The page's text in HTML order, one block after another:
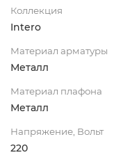
Коллекция
Intero
Материал арматуры
Металл
Материал плафона
Металл
Напряжение, Вольт
220